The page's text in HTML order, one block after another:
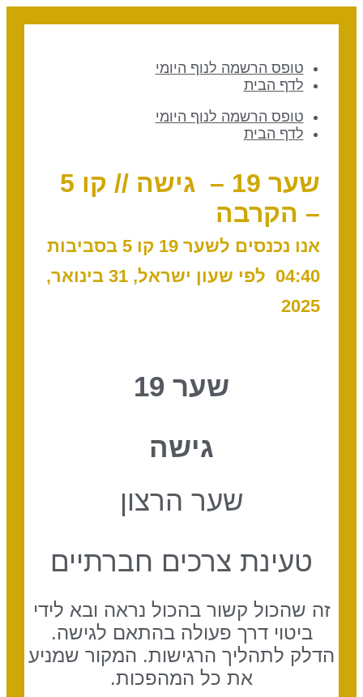
טופס הרשמה לנוף היומי
לדף הבית
טופס הרשמה לנוף היומי
לדף הבית
שער 19 – גישה // קו 5
– הקרבה
אנו נכנסים לשער 19 קו 5 בסביבות
04:40 לפי שעון ישראל, 31 בינואר,
2025
שער 19
גישה
שער הרצון
טעינת צרכים חברתיים
זה שהכול קשור בהכול נראה ובא לידי
ביטוי דרך פעולה בהתאם לגישה.
הדלק לתהליך הרגישות. המקור שמניע
את כל המהפכות.